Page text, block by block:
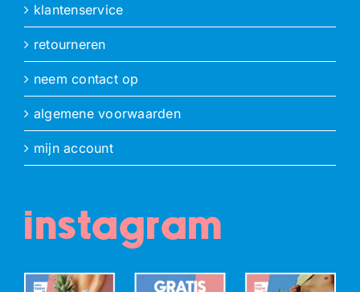
klantenservice
retourneren
neem contact op
algemene voorwaarden
mijn account
instagram